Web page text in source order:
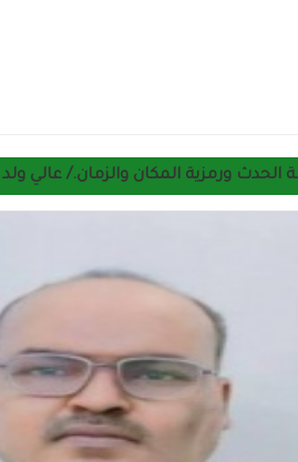
الحدث ورمزية المكان والزمان./ عالي ولد